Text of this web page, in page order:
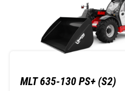
MLT 635-130 PS+ (S2)